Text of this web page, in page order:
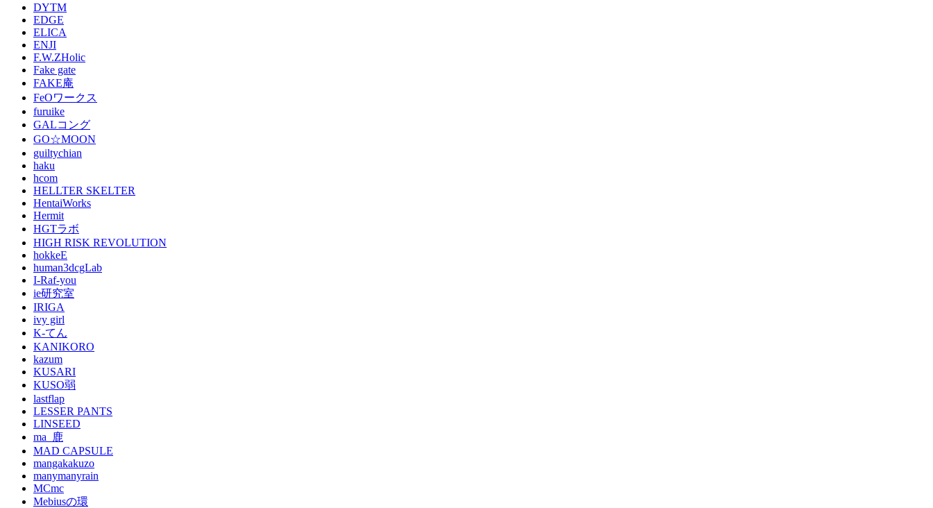
DYTM
EDGE
ELICA
ENJI
F.W.ZHolic
Fake gate
FAKE庵
FeOワークス
furuike
GALコング
GO☆MOON
guiltychian
haku
hcom
HELLTER SKELTER
HentaiWorks
Hermit
HGTラボ
HIGH RISK REVOLUTION
hokkeE
human3dcgLab
I-Raf-you
ie研究室
IRIGA
ivy girl
K-てん
KANIKORO
kazum
KUSARI
KUSO弱
lastflap
LESSER PANTS
LINSEED
ma_鹿
MAD CAPSULE
mangakakuzo
manymanyrain
MCmc
Mebiusの環